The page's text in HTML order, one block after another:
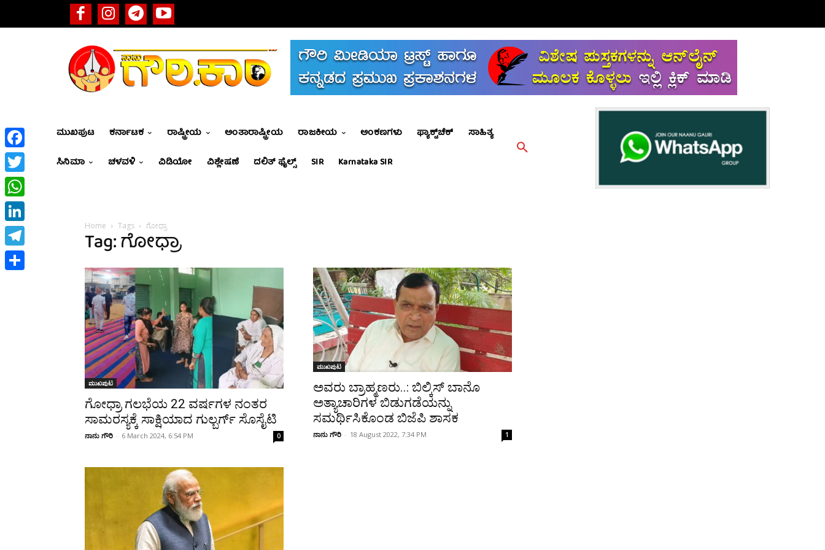
ಮುಖಪುಟ ಕರ್ನಾಟಕ ರಾಷ್ಟ್ರೀಯ ಅಂತಾರಾಷ್ಟ್ರೀಯ ರಾಜಕೀಯ ಅಂಕಣಗಳು ಫ್ಯಾಕ್ಟ್‌ಚೆಕ್
ಸಾಹಿತ್ಯ
ಸಿನಿಮಾ
ಚಳವಳಿ ವಿಡಿಯೋ ವಿಶ್ಲೇಷಣೆ ದಲಿತ್ ಫೈಲ್ಸ್ SIR Karnataka SIR
Home Tags ಗೋಧ್ರಾ
Tag: ಗೋಧ್ರಾ
ಮುಖಪುಟ
ಗೋಧ್ರಾ ಗಲಭೆಯ 22 ವರ್ಷಗಳ ನಂತರ
ಸಾಮರಸ್ಯಕ್ಕೆ ಸಾಕ್ಷಿಯಾದ ಗುಲ್ಬರ್ಗ್ ಸೊಸೈಟಿ
ನಾನು ಗೌರಿ - 6 March 2024, 6:54 PM 0
ಮುಖಪುಟ
ಅವರು ಬ್ರಾಹ್ಮಣರು..: ಬಿಲ್ಕಿಸ್ ಬಾನೊ
ಅತ್ಯಾಚಾರಿಗಳ ಬಿಡುಗಡೆಯನ್ನು
ಸಮರ್ಥಿಸಿಕೊಂಡ ಬಿಜೆಪಿ ಶಾಸಕ
ನಾನು ಗೌರಿ - 18 August 2022, 7:34 PM 1
Facebook
Twitter
WhatsApp
LinkedIn
Telegram